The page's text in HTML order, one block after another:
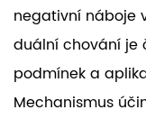
negativní náboje
duální chování je
podmínek a
Mechanismus